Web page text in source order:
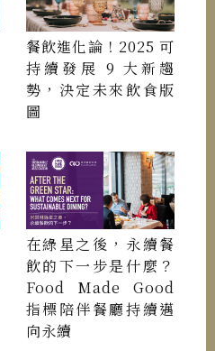
餐飲進化論！2025 可
持續發展 9 大新趨
勢，決定未來飲食版
圖
在綠星之後，永續餐
飲的下一步是什麼？
Food Made Good
指標陪伴餐廳持續邁
向永續